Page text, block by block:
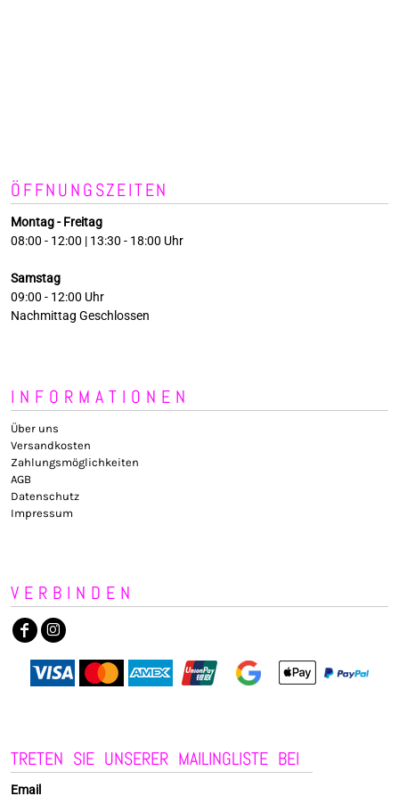
ÖFFNUNGSZEITEN
Montag - Freitag
08:00 - 12:00 | 13:30 - 18:00 Uhr
Samstag
09:00 - 12:00 Uhr
Nachmittag Geschlossen
INFORMATIONEN
Über uns
Versandkosten
Zahlungsmöglichkeiten
AGB
Datenschutz
Impressum
VERBINDEN
TRETEN SIE UNSERER MAILINGLISTE BEI
Email